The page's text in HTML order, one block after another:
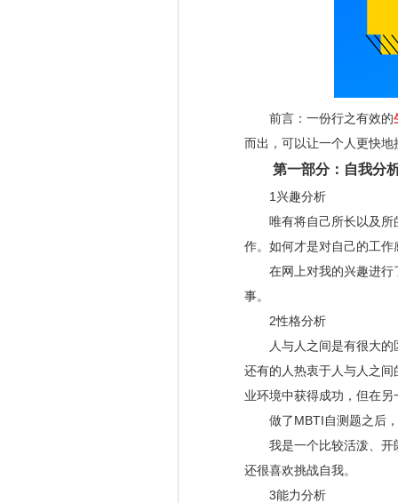
前言：一份行之有效的
而出，可以让一个人更快地
第一部分：自我分
1兴趣分析
唯有将自己所长以及所
作。如何才是对自己的工作
在网上对我的兴趣进行
事。
2性格分析
人与人之间是有很大的
还有的人热衷于人与人之
业环境中获得成功，但在
做了MBTI自测题之后，
我是一个比较活泼、开
还很喜欢挑战自我。
3能力分析